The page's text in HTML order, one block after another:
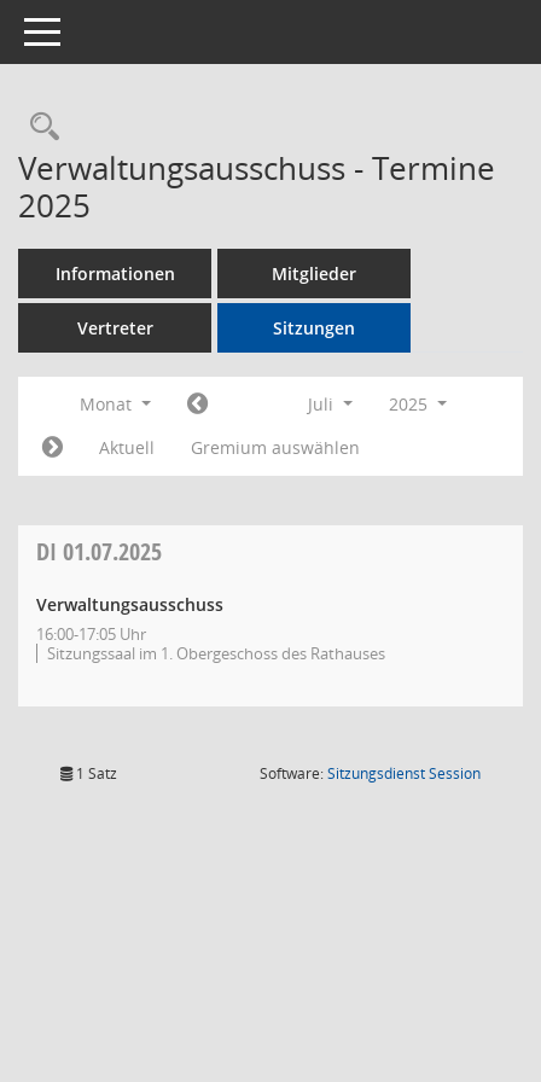
Toggle navigation
Rechercheauswahl
Verwaltungsausschuss - Termine
2025
Informationen Mitglieder
Vertreter Sitzungen
Monat Juli
2025
Aktuell
Gremium auswählen
DI 01.07.2025
Verwaltungsausschuss
16:00-17:05 Uhr
Sitzungssaal im 1. Obergeschoss des Rathauses
1 Satz Software:SitzungsdienstSession(Wird in